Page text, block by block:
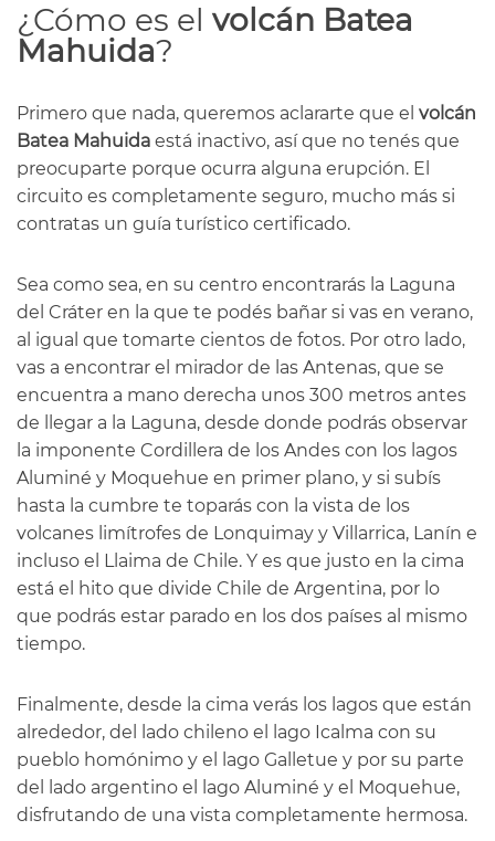
¿Cómo es el volcán Batea
Mahuida?
Primero que nada, queremos aclararte que el volcán
Batea Mahuida está inactivo, así que no tenés que
preocuparte porque ocurra alguna erupción. El
circuito es completamente seguro, mucho más si
contratas un guía turístico certificado.
Sea como sea, en su centro encontrarás la Laguna
del Cráter en la que te podés bañar si vas en verano,
al igual que tomarte cientos de fotos. Por otro lado,
vas a encontrar el mirador de las Antenas, que se
encuentra a mano derecha unos 300 metros antes
de llegar a la Laguna, desde donde podrás observar
la imponente Cordillera de los Andes con los lagos
Aluminé y Moquehue en primer plano, y si subís
hasta la cumbre te toparás con la vista de los
volcanes limítrofes de Lonquimay y Villarrica, Lanín e
incluso el Llaima de Chile. Y es que justo en la cima
está el hito que divide Chile de Argentina, por lo
que podrás estar parado en los dos países al mismo
tiempo.
Finalmente, desde la cima verás los lagos que están
alrededor, del lado chileno el lago Icalma con su
pueblo homónimo y el lago Galletue y por su parte
del lado argentino el lago Aluminé y el Moquehue,
disfrutando de una vista completamente hermosa.